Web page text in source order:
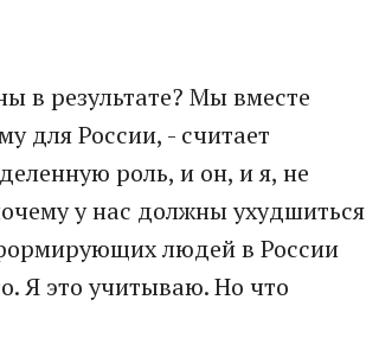
в результате? Мы вместе
для России, - считает
роль, и он, и я, не
у нас должны ухудшиться
людей в России
Я это учитываю. Но что